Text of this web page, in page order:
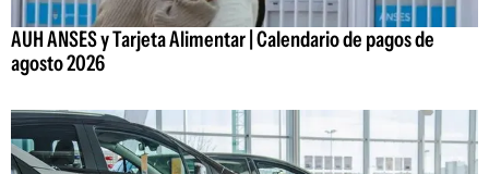
AUH ANSES y Tarjeta Alimentar | Calendario de pagos de
agosto 2026